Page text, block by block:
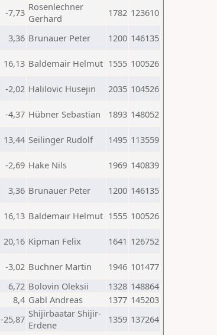
-7,73 Rosenlechner
Gerhard
1782 123610
3,36 Brunauer Peter 1200 146135
16,13 Baldemair Helmut 1555 100526
-2,02 Halilovic Husejin 2035 104526
-4,37 Hübner Sebastian 1893 148052
13,44 Seilinger Rudolf 1495 113559
-2,69 Hake Nils 1969 140839
3,36 Brunauer Peter 1200 146135
16,13 Baldemair Helmut 1555 100526
20,16 Kipman Felix 1641 126752
-3,02 Buchner Martin 1946 101477
6,72 Bolovin Oleksii 1328 148864
8,4 Gabl Andreas 1377 145203
-25,87 Shijirbaatar Shijir-
Erdene
1359 137264